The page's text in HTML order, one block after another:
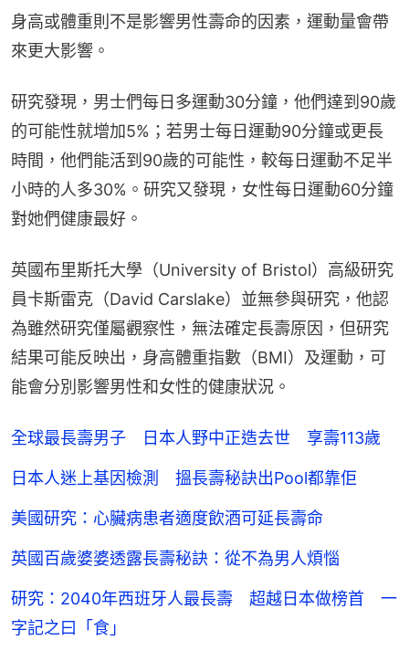
身高或體重則不是影響男性壽命的因素，運動量會帶
來更大影響。
研究發現，男士們每日多運動30分鐘，他們達到90歲
的可能性就增加5%；若男士每日運動90分鐘或更長
時間，他們能活到90歲的可能性，較每日運動不足半
小時的人多30%。研究又發現，女性每日運動60分鐘
對她們健康最好。
英國布里斯托大學（University of Bristol）高級研究
員卡斯雷克（David Carslake）並無參與研究，他認
為雖然研究僅屬觀察性，無法確定長壽原因，但研究
結果可能反映出，身高體重指數（BMI）及運動，可
能會分別影響男性和女性的健康狀況。
全球最長壽男子 日本人野中正造去世 享壽113歲
日本人迷上基因檢測 搵長壽秘訣出Pool都靠佢
美國研究：心臟病患者適度飲酒可延長壽命
英國百歲婆婆透露長壽秘訣：從不為男人煩惱
研究：2040年西班牙人最長壽 超越日本做榜首 一
字記之曰「食」